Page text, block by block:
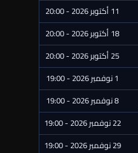
11 أكتوبر 2026 - 20:00
18 أكتوبر 2026 - 20:00
25 أكتوبر 2026 - 20:00
1 نوفمبر 2026 - 19:00
8 نوفمبر 2026 - 19:00
22 نوفمبر 2026 - 19:00
29 نوفمبر 2026 - 19:00